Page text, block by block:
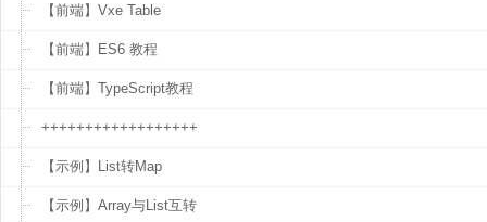
【前端】Vxe Table
【前端】ES6 教程
【前端】TypeScript教程
++++++++++++++++++
【示例】List转Map
【示例】Array与List互转